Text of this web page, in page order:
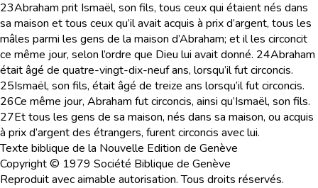
23Abraham prit Ismaël, son fils, tous ceux qui étaient nés dans
sa maison et tous ceux qu’il avait acquis à prix d’argent, tous les
mâles parmi les gens de la maison d’Abraham; et il les circoncit
ce même jour, selon l’ordre que Dieu lui avait donné. 24Abraham
était âgé de quatre-vingt-dix-neuf ans, lorsqu’il fut circoncis.
25Ismaël, son fils, était âgé de treize ans lorsqu’il fut circoncis.
26Ce même jour, Abraham fut circoncis, ainsi qu’Ismaël, son fils.
27Et tous les gens de sa maison, nés dans sa maison, ou acquis
à prix d’argent des étrangers, furent circoncis avec lui.
Texte biblique de la Nouvelle Edition de Genève
Copyright © 1979 Société Biblique de Genève
Reproduit avec aimable autorisation. Tous droits réservés.